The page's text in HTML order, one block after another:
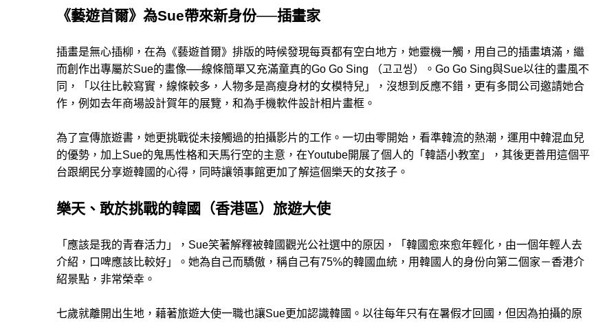
《藝遊首爾》為Sue帶來新身份──插畫家
插畫是無心插柳，在為《藝遊首爾》排版的時候發現每頁都有空白地方，她靈機一觸，用自己的插畫填滿，繼
而創作出專屬於Sue的畫像──線條簡單又充滿童真的Go Go Sing （고고씽）。Go Go Sing與Sue以往的畫風不
同，「以往比較寫實，線條較多，人物多是高瘦身材的女模特兒」，沒想到反應不錯，更有多間公司邀請她合
作，例如去年商場設計賀年的展覽，和為手機軟件設計相片畫框。
為了宣傳旅遊書，她更挑戰從未接觸過的拍攝影片的工作。一切由零開始，看準韓流的熱潮，運用中韓混血兒
的優勢，加上Sue的鬼馬性格和天馬行空的主意，在Youtube開展了個人的「韓語小教室」，其後更善用這個平
台跟網民分享遊韓國的心得，同時讓領事館更加了解這個樂天的女孩子。
樂天、敢於挑戰的韓國（香港區）旅遊大使
「應該是我的青春活力」，Sue笑著解釋被韓國觀光公社選中的原因，「韓國愈來愈年輕化，由一個年輕人去
介紹，口啤應該比較好」。她為自己而驕傲，稱自己有75%的韓國血統，用韓國人的身份向第二個家－香港介
紹景點，非常榮幸。
七歲就離開出生地，藉著旅遊大使一職也讓Sue更加認識韓國。以往每年只有在暑假才回國，但因為拍攝的原